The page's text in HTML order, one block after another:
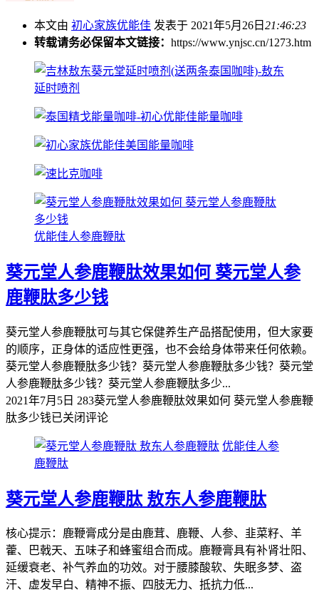
本文由 初心家族优能佳 发表于 2021年5月26日 21:46:23
转载请务必保留本文链接： https://www.ynjsc.cn/1273.htm
优能佳人参鹿鞭肽
葵元堂人参鹿鞭肽效果如何 葵元堂人参
鹿鞭肽多少钱
葵元堂人参鹿鞭肽可与其它保健养生产品搭配使用，但大家要
的顺序，正身体的适应性更强，也不会给身体带来任何依赖。
葵元堂人参鹿鞭肽多少钱？葵元堂人参鹿鞭肽多少钱？葵元堂
人参鹿鞭肽多少钱？葵元堂人参鹿鞭肽多少...
2021年7月5日 283葵元堂人参鹿鞭肽效果如何 葵元堂人参鹿鞭
肽多少钱已关闭评论
优能佳人参
鹿鞭肽
葵元堂人参鹿鞭肽 敖东人参鹿鞭肽
核心提示：鹿鞭膏成分是由鹿茸、鹿鞭、人参、韭菜籽、羊
藿、巴戟天、五味子和蜂蜜组合而成。鹿鞭膏具有补肾壮阳、
延缓衰老、补气养血的功效。对于腰膝酸软、失眠多梦、盗
汗、虚发早白、精神不振、四肢无力、抵抗力低...